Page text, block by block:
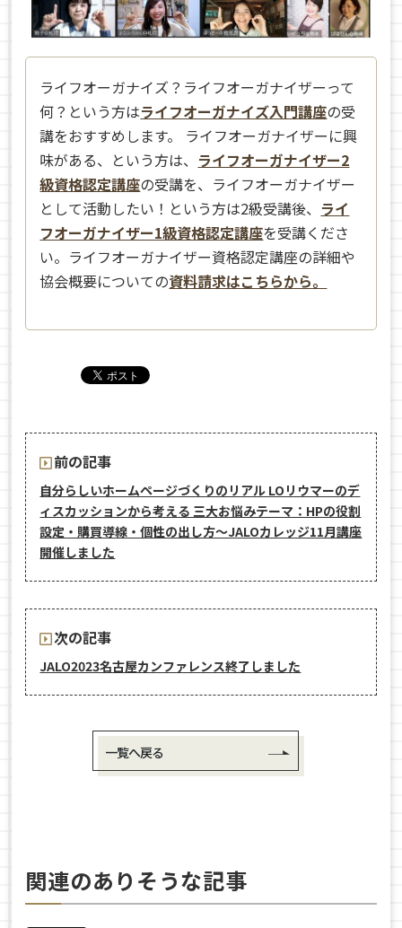
ライフオーガナイズ？ライフオーガナイザーって
何？という方はライフオーガナイズ入門講座の受
講をおすすめします。 ライフオーガナイザーに興
味がある、という方は、 ライフオーガナイザー2
級資格認定講座の受講を、ライフオーガナイザー
として活動したい！という方は2級受講後、 ライ
フオーガナイザー1級資格認定講座を受講くださ
い。ライフオーガナイザー資格認定講座の詳細や
協会概要についての資料請求はこちらから。
前の記事
自分らしいホームページづくりのリアル LOリウマーのデ
ィスカッションから考える 三大お悩みテーマ：HPの役割
設定・購買導線・個性の出し方〜JALOカレッジ11月講座
開催しました
次の記事
JALO2023名古屋カンファレンス終了しました
一覧へ戻る
関連のありそうな記事